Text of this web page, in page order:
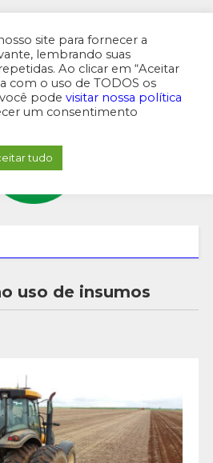
uso de insumos
site para fornecer a
lembrando suas
Ao clicar em “Aceitar
com o uso de TODOS os
pode visitar nossa política
um consentimento
tudo